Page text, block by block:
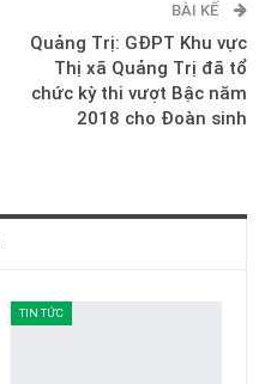
BÀI KẾ
Quảng Trị: GĐPT Khu vực
Thị xã Quảng Trị đã tổ
chức kỳ thi vượt Bậc năm
2018 cho Đoàn sinh
TIN TỨC